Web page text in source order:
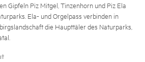
Gipfeln Piz Mitgel, Tinzenhorn und Piz Ela
Ela- und Orgelpass verbinden in
die Haupttäler des Naturparks,